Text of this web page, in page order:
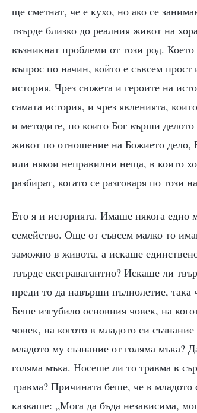
ще сметнат, че е кухо, но ако се
твърде близко до реалния живот на
възникнат проблеми от този род.
въпрос по начин, който е съвсем прост
история. Чрез сюжета и героите на
самата история, и чрез явленията,
и методите, по които Бог върши
живот по отношение на Божието дело,
или някои неправилни неща, в които
разбират, когато се разговаря по този
Ето я и историята. Имаше някога едно
семейство. Още от съвсем малко то
заможно в живота, а искаше
твърде екстравагантно? Искаше ли
преди то да навърши пълнолетие, така
Беше изгубило основния човек, на
човек, на когото в младото си
младото му съзнание от голяма мъка?
голяма мъка. Носеше ли то травма в
травма? Причината беше, че в
казваше: „Мога да бъда независима,